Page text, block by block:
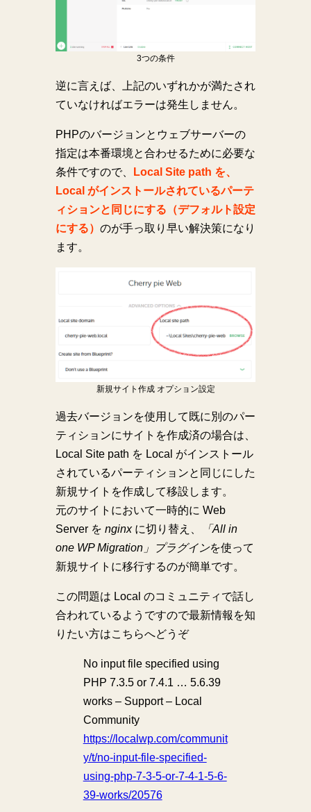
3つの条件
逆に言えば、上記のいずれかが満たされ
ていなければエラーは発生しません。
PHPのバージョンとウェブサーバーの
指定は本番環境と合わせるために必要な
条件ですので、
Local Site path を、
Local がインストールされているパーテ
ィションと同じにする（デフォルト設定
にする） のが手っ取り早い解決策になり
ます。
新規サイト作成 オプション設定
過去バージョンを使用して既に別のパー
ティションにサイトを作成済の場合は、
Local Site path を Local がインストール
されているパーティションと同じにした
新規サイトを作成して移設します。
元のサイトにおいて一時的に Web
Server を nginxに切り替え、
「All in
one WP Migration」プラグインを使って
新規サイトに移行するのが簡単です。
この問題は Local のコミュニティで話し
合われているようですので最新情報を知
りたい方はこちらへどうぞ
No input file specified using
PHP 7.3.5 or 7.4.1 … 5.6.39
works – Support – Local
Community
https://localwp.com/communit
y/t/no-input-file-specified-
using-php-7-3-5-or-7-4-1-5-6-
39-works/20576